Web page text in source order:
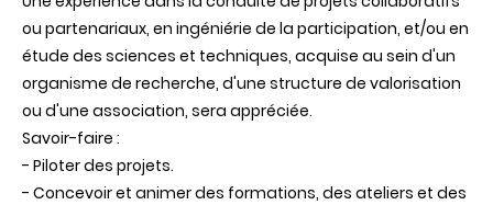
ou partenariaux, en ingéniérie de la participation, et/ou en
étude des sciences et techniques, acquise au sein d'un
organisme de recherche, d'une structure de valorisation
ou d'une association, sera appréciée.
Savoir-faire :
- Piloter des projets.
- Concevoir et animer des formations, des ateliers et des